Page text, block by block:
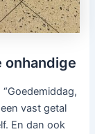
onhandige
vast getal
En dan ook